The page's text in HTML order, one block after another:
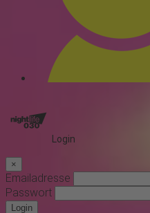
Login
×
Emailadresse
Passwort
Login